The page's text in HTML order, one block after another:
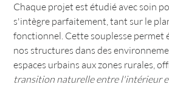
Chaque projet est étudié avec soin
s'intègre parfaitement, tant sur le
fonctionnel. Cette souplesse permet
nos structures dans des
espaces urbains aux zones rurales,
transition naturelle entre l'intérieur